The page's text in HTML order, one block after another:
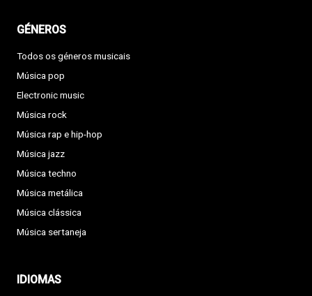
GÉNEROS
Todos os géneros musicais
Música pop
Electronic music
Música rock
Música rap e hip-hop
Música jazz
Música techno
Música metálica
Música clássica
Música sertaneja
IDIOMAS